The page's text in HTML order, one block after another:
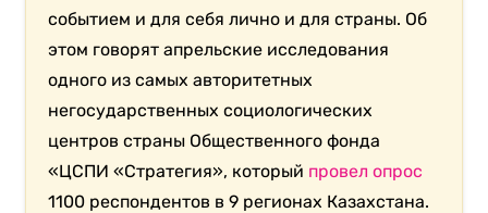
событием и для себя лично и для страны. Об
этом говорят апрельские исследования
одного из самых авторитетных
негосударственных социологических
центров страны Общественного фонда
«ЦСПИ «Стратегия», который провел опрос
1100 респондентов в 9 регионах Казахстана.